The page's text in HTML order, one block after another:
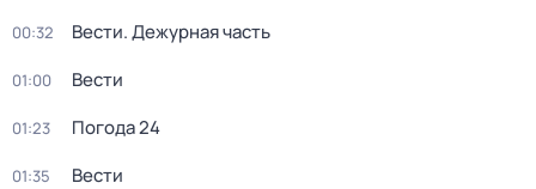
00:32 Вести. Дежурная часть
01:00 Вести
01:23 Погода 24
01:35 Вести